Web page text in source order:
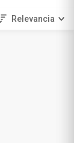
Relevancia